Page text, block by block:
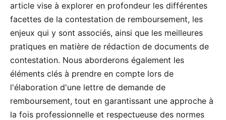
article vise à explorer en profondeur les différentes
facettes de la contestation de remboursement, les
enjeux qui y sont associés, ainsi que les meilleures
pratiques en matière de rédaction de documents de
contestation. Nous aborderons également les
éléments clés à prendre en compte lors de
l'élaboration d'une lettre de demande de
remboursement, tout en garantissant une approche à
la fois professionnelle et respectueuse des normes